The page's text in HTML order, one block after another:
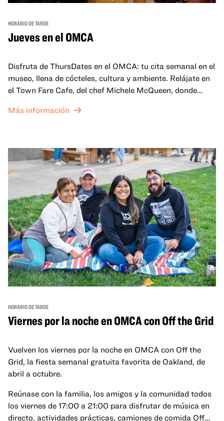
HORARIO DE TARDE
Jueves en el OMCA
Disfruta de ThursDates en el OMCA: tu cita semanal en el
museo, llena de cócteles, cultura y ambiente. Relájate en
el Town Fare Cafe, del chef Michele McQueen, donde
fondo, o explora las galerías, que cobran vida por la noche
adultos!
Más información
HORARIO DE TARDE
Viernes por la noche en OMCA con Off the Grid
Vuelven los viernes por la noche en OMCA con Off the
Grid, la fiesta semanal gratuita favorita de Oakland, de
abril a octubre.
Reúnase con la familia, los amigos y la comunidad todos
los viernes de 17:00 a 21:00 para disfrutar de música en
directo, actividades prácticas, camiones de comida Off